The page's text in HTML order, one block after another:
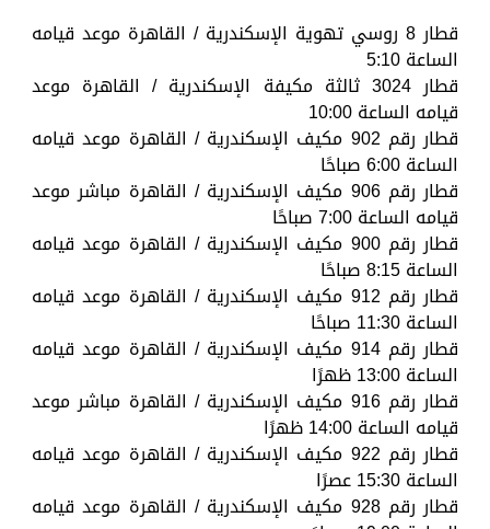
قطار 8 روسي تهوية الإسكندرية / القاهرة موعد قيامه
الساعة 5:10
قطار 3024 ثالثة مكيفة الإسكندرية / القاهرة موعد
قيامه الساعة 10:00
قطار رقم 902 مكيف الإسكندرية / القاهرة موعد قيامه
الساعة 6:00 صباحًا
قطار رقم 906 مكيف الإسكندرية / القاهرة مباشر موعد
قيامه الساعة 7:00 صباحًا
قطار رقم 900 مكيف الإسكندرية / القاهرة موعد قيامه
الساعة 8:15 صباحًا
قطار رقم 912 مكيف الإسكندرية / القاهرة موعد قيامه
الساعة 11:30 صباحًا
قطار رقم 914 مكيف الإسكندرية / القاهرة موعد قيامه
الساعة 13:00 ظهرًا
قطار رقم 916 مكيف الإسكندرية / القاهرة مباشر موعد
قيامه الساعة 14:00 ظهرًا
قطار رقم 922 مكيف الإسكندرية / القاهرة موعد قيامه
الساعة 15:30 عصرًا
قطار رقم 928 مكيف الإسكندرية / القاهرة موعد قيامه